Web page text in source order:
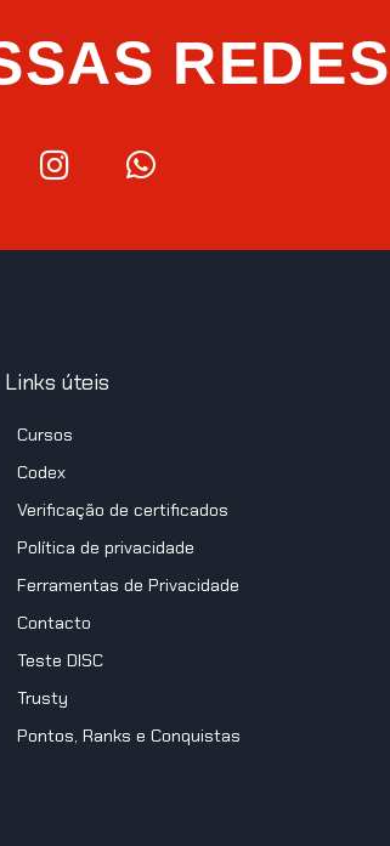
REDES
Links úteis
Cursos
Codex
Verificação de certificados
Política de privacidade
Ferramentas de Privacidade
Contacto
Teste DISC
Trusty
Pontos, Ranks e Conquistas